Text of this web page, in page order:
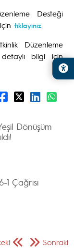
Desteği
tıklayınız
Düzenleme
bilgi için
Dönüşüm
1 Çağrısı
Sonraki